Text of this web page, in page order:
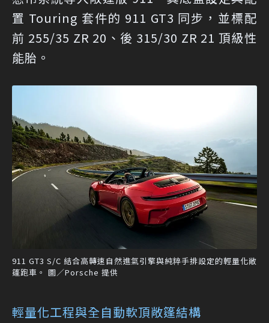
置 Touring 套件的 911 GT3 同步，並標配
前 255/35 ZR 20、後 315/30 ZR 21 頂級性
能胎。
911 GT3 S/C 結合高轉速自然進氣引擎與純粹手排設定的輕量化敞
篷跑車。 圖／Porsche 提供
輕量化工程與全自動軟頂敞篷結構